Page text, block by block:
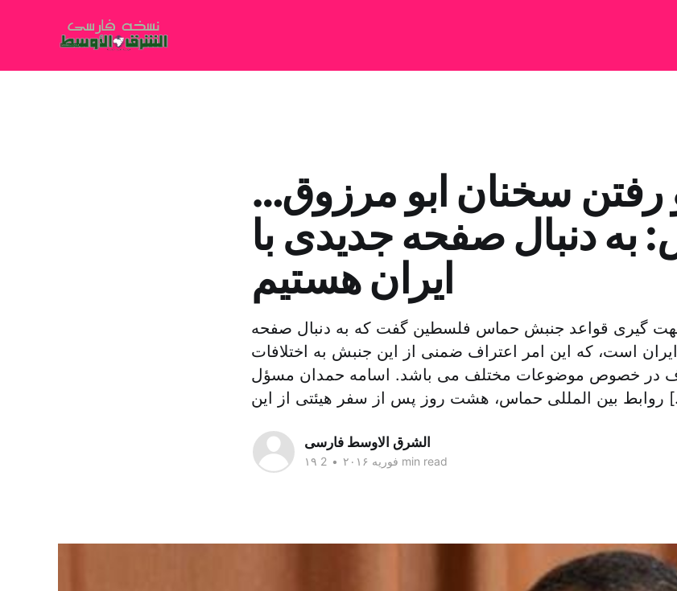
رفتن سخنان ابو مرزوق…
دنبال صفحه جدیدی با
ایران هستیم
جهت گیری قواعد جنبش حماس فلسطین گفت که به دنبال صفحه
است، که این امر اعتراف ضمنی از این جنبش به اختلافات
در خصوص موضوعات مختلف می باشد. اسامه حمدان مسؤل
از این […]
الشرق الاوسط فارسی
۱۹ فوریه ۲۰۱۶ • 2 min read